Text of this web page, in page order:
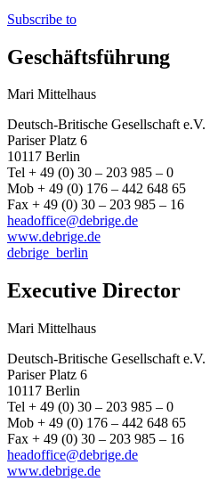
Subscribe to
Geschäftsführung
Mari Mittelhaus
Deutsch-Britische Gesellschaft e.V.
Pariser Platz 6
10117 Berlin
Tel + 49 (0) 30 – 203 985 – 0
Mob + 49 (0) 176 – 442 648 65
Fax + 49 (0) 30 – 203 985 – 16
headoffice@debrige.de
www.debrige.de
debrige_berlin
Executive Director
Mari Mittelhaus
Deutsch-Britische Gesellschaft e.V.
Pariser Platz 6
10117 Berlin
Tel + 49 (0) 30 – 203 985 – 0
Mob + 49 (0) 176 – 442 648 65
Fax + 49 (0) 30 – 203 985 – 16
headoffice@debrige.de
www.debrige.de